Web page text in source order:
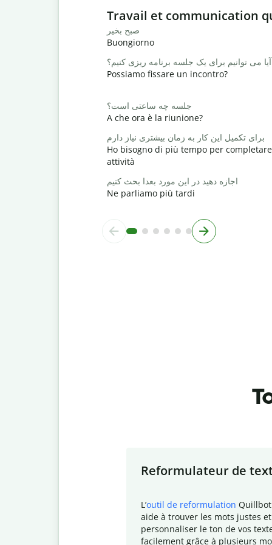
Slide 1 of 6
Travail et communication
صبح بخیر
Buongiorno
آیا می توانیم برای یک جلسه برنامه ریزی کنیم؟
Possiamo fissare un incontro?
جلسه چه ساعتی است؟
A che ora è la riunione?
برای تکمیل این کار به زمان بیشتری نیاز دارم
Ho bisogno di più tempo per
attività
اجازه دهید در این مورد بعدا بحث کنیم
Ne parliamo più tardi
Reformulateur de
L ’outil de reformulation
aide à trouver les mots justes
personnaliser le ton de vos
facilement grâce à plusieurs